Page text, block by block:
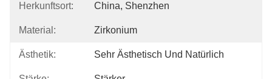
Herkunftsort: China, Shenzhen
Material: Zirkonium
Ästhetik: Sehr Ästhetisch Und Natürlich